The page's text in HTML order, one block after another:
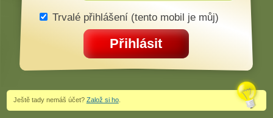
Trvalé přihlášení (tento mobil je můj)
Přihlásit
Ještě tady nemáš účet? Založ si ho.